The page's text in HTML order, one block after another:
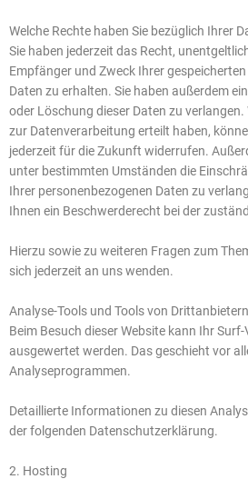
Welche Rechte haben Sie bezüglich Ihrer
Sie haben jederzeit das Recht,
Empfänger und Zweck Ihrer
Daten zu erhalten. Sie haben außerdem
oder Löschung dieser Daten zu verlangen.
zur Datenverarbeitung erteilt haben,
jederzeit für die Zukunft widerrufen.
unter bestimmten Umständen die
Ihrer personenbezogenen Daten zu
Ihnen ein Beschwerderecht bei der
Hierzu sowie zu weiteren Fragen zum
sich jederzeit an uns wenden.
Analyse-Tools und Tools von Dritt­anbietern
Beim Besuch dieser Website kann Ihr
ausgewertet werden. Das geschieht vor
Analyseprogrammen.
Detaillierte Informationen zu diesen
der folgenden Datenschutzerklärung.
2. Hosting